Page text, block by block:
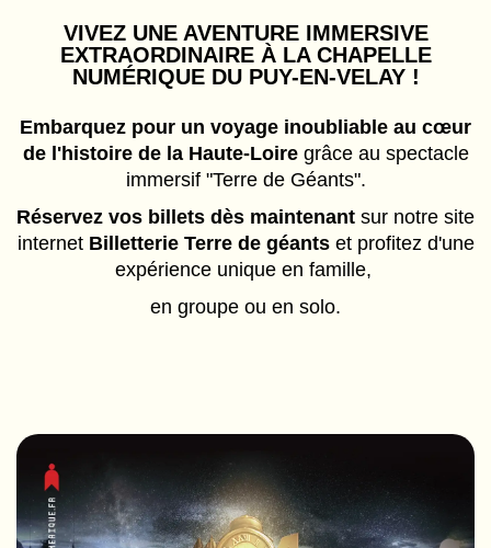
VIVEZ UNE AVENTURE IMMERSIVE
EXTRAORDINAIRE À LA CHAPELLE
NUMÉRIQUE DU PUY-EN-VELAY !
Embarquez pour un voyage inoubliable au cœur
de l'histoire de la Haute-Loire grâce au spectacle
immersif "Terre de Géants".
Réservez vos billets dès maintenant sur notre site
internet Billetterie Terre de géantset profitez d'une
expérience unique en famille,
en groupe ou en solo.